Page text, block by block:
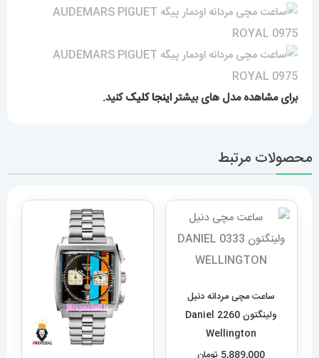
برای مشاهده مدل های بیشتراینجا کلیککنید.
محصولات مرتبط
ساعت مچی مردانه دنیل
ولینگتون 2260 Daniel
Wellington